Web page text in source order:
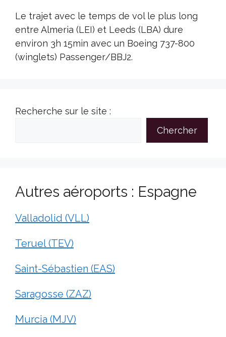
Le trajet avec le temps de vol le plus long
entre Almeria (LEI) et Leeds (LBA) dure
environ 3h 15min avec un Boeing 737-800
(winglets) Passenger/BBJ2.
Recherche sur le site :
Chercher
Autres aéroports : Espagne
Valladolid (VLL)
Teruel (TEV)
Saint-Sébastien (EAS)
Saragosse (ZAZ)
Murcia (MJV)